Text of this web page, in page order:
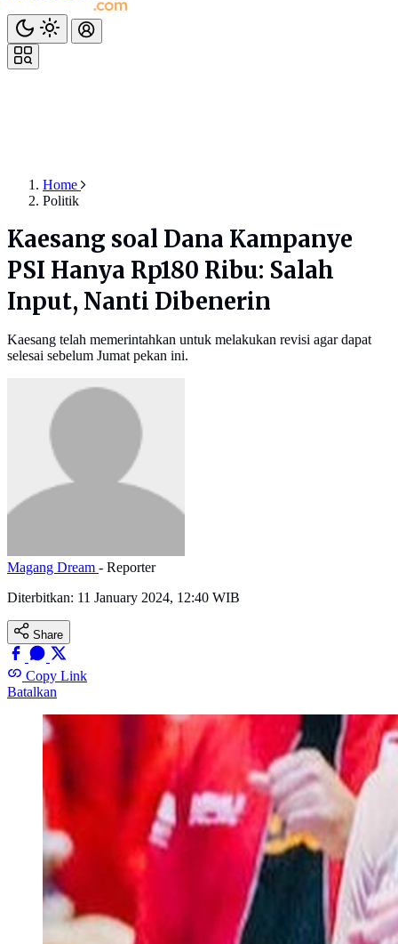
Home
Politik
Kaesang soal Dana Kampanye
PSI Hanya Rp180 Ribu: Salah
Input, Nanti Dibenerin
Kaesang telah memerintahkan untuk melakukan revisi agar dapat
selesai sebelum Jumat pekan ini.
Magang Dream - Reporter
Diterbitkan: 11 January 2024, 12:40 WIB
Share
Copy Link
Batalkan